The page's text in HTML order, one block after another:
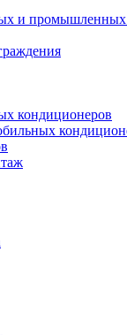
и
кондиционеров